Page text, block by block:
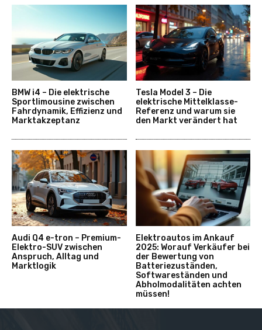
BMW i4 – Die elektrische
Sportlimousine zwischen
Fahrdynamik, Effizienz und
Marktakzeptanz
Tesla Model 3 – Die
elektrische Mittelklasse-
Referenz und warum sie
den Markt verändert hat
Audi Q4 e-tron – Premium-
Elektro-SUV zwischen
Anspruch, Alltag und
Marktlogik
Elektroautos im Ankauf
2025: Worauf Verkäufer bei
der Bewertung von
Batteriezuständen,
Softwareständen und
Abholmodalitäten achten
müssen!